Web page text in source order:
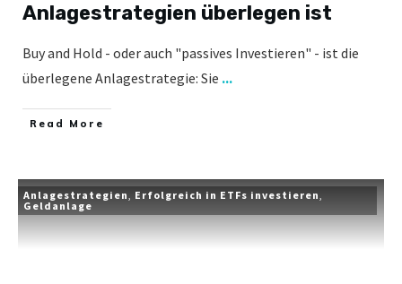
Anlagestrategien überlegen ist
Buy and Hold - oder auch "passives Investieren" - ist die
überlegene Anlagestrategie: Sie ...
​Read More
Anlagestrategien, Erfolgreich in ETFs investieren,
Geldanlage